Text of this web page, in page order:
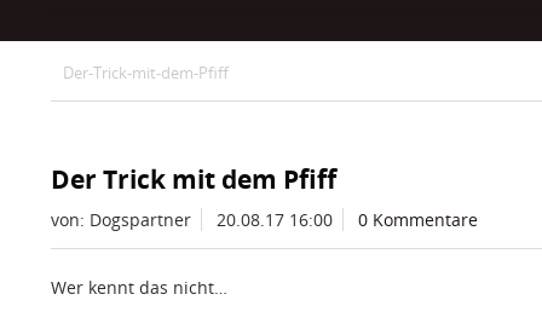
Der-Trick-mit-dem-Pfiff
Der Trick mit dem Pfiff
von: Dogspartner 20.08.17 16:00 0 Kommentare
Wer kennt das nicht…